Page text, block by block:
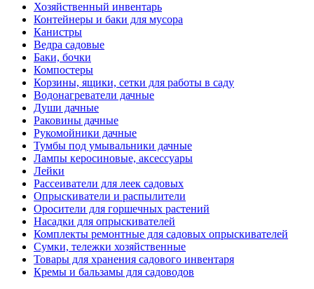
Хозяйственный инвентарь
Контейнеры и баки для мусора
Канистры
Ведра садовые
Баки, бочки
Компостеры
Корзины, ящики, сетки для работы в саду
Водонагреватели дачные
Души дачные
Раковины дачные
Рукомойники дачные
Тумбы под умывальники дачные
Лампы керосиновые, аксессуары
Лейки
Рассеиватели для леек садовых
Опрыскиватели и распылители
Оросители для горшечных растений
Насадки для опрыскивателей
Комплекты ремонтные для садовых опрыскивателей
Сумки, тележки хозяйственные
Товары для хранения садового инвентаря
Кремы и бальзамы для садоводов